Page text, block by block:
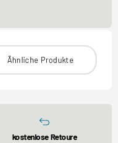
Ähnliche Produkte
kostenlose Retoure